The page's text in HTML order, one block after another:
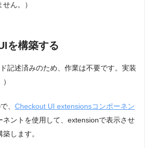
ん。）
を構築する
記述済みのため、作業は不要です。実装
、 Checkout UI extensionsコンポーネン
ネントを使用して、extensionで表示させ
します。